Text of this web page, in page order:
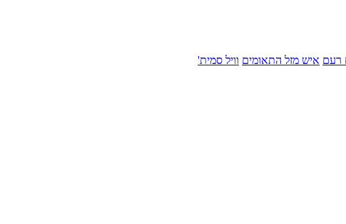
רעם איש מזל התאומים וויל סמית'